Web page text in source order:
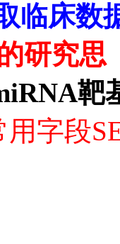
临床数
研究思
靶
用字段